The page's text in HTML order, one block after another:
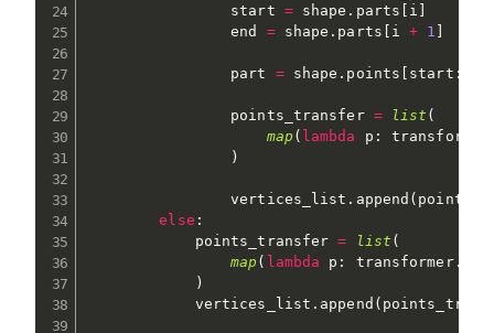
                start
= shape . parts i
                end
= shape . parts i + 1
                part
= shape . points start :
                points_transfer
= list (
map ( lambda p : transformer
)
                vertices_list
. append (
else :
            points_transfer
= list (
map ( lambda p : transformer.
)
            vertices_list
. append (